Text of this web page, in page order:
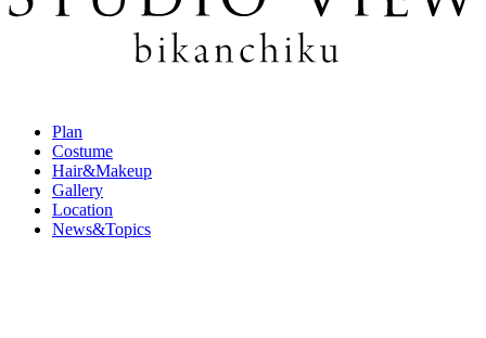
Plan
Costume
Hair&Makeup
Gallery
Location
News&Topics